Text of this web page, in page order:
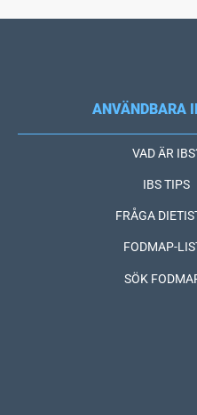
ANVÄNDBARA
VAD ÄR
IBS TIPS
FRÅGA
FODMAP-
SÖK